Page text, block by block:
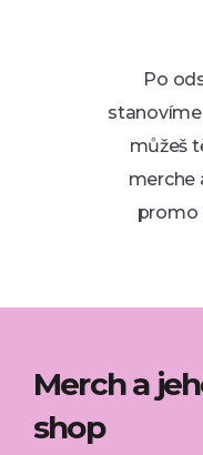
Po
můžeš
merche
promo
Merch a
shop